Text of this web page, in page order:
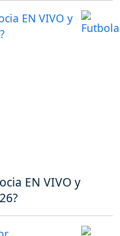
EN VIVO y